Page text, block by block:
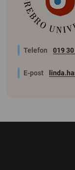
Telefon 019
E-post